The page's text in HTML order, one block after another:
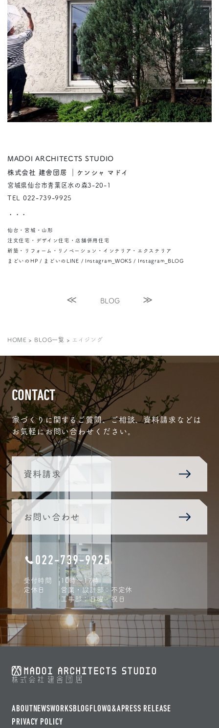
MADOI ARCHITECTS STUDIO
株式会社 建舎団居 ｜ケンシャ マドイ
宮城県仙台市青葉区水の森3-20-1
TEL 022-739-9925
・・・
仙台・宮城・山形
注文住宅・デザイン住宅・店舗併用住宅
新築・リフォーム・リノベーション・インテリア・エクステリア
まどいのHP / まどいのLINE / Instagram_WOKS / Instagram_BLOG
BLOG
HOME > BLOG一覧 > エイジング
CONTACT
家づくりに関するご質問、ご相談、資料請求などは
お気軽にお問い合わせください。
資料請求
お問い合わせ
022-739-9925
受付時間
10時〜17時
定休日
営業・設計部：不定休
工事部：日曜・祝日
ABOUT NEWSWORKSBLOGFLOWQ&APRESS RELEASE
PRIVACY POLICY